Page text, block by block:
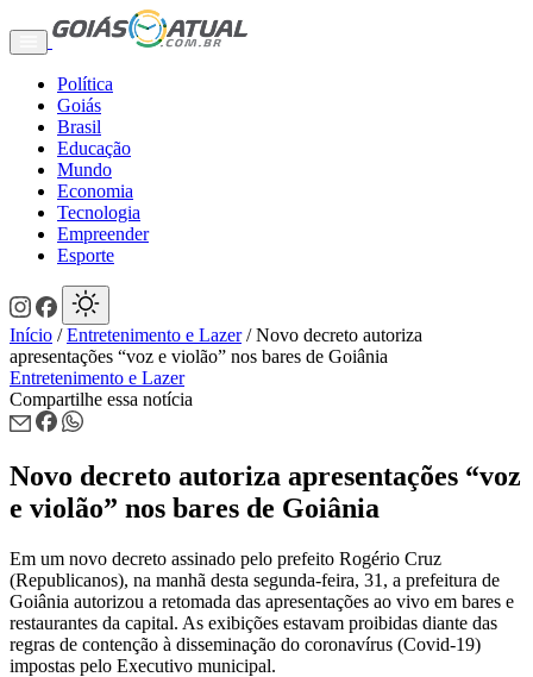
Política
Goiás
Brasil
Educação
Mundo
Economia
Tecnologia
Empreender
Esporte
Início / Entretenimento e Lazer / Novo decreto autoriza
apresentações “voz e violão” nos bares de Goiânia
Entretenimento e Lazer
Compartilhe essa notícia
Novo decreto autoriza apresentações “voz
e violão” nos bares de Goiânia
Em um novo decreto assinado pelo prefeito Rogério Cruz
(Republicanos), na manhã desta segunda-feira, 31, a prefeitura de
Goiânia autorizou a retomada das apresentações ao vivo em bares e
restaurantes da capital. As exibições estavam proibidas diante das
regras de contenção à disseminação do coronavírus (Covid-19)
impostas pelo Executivo municipal.